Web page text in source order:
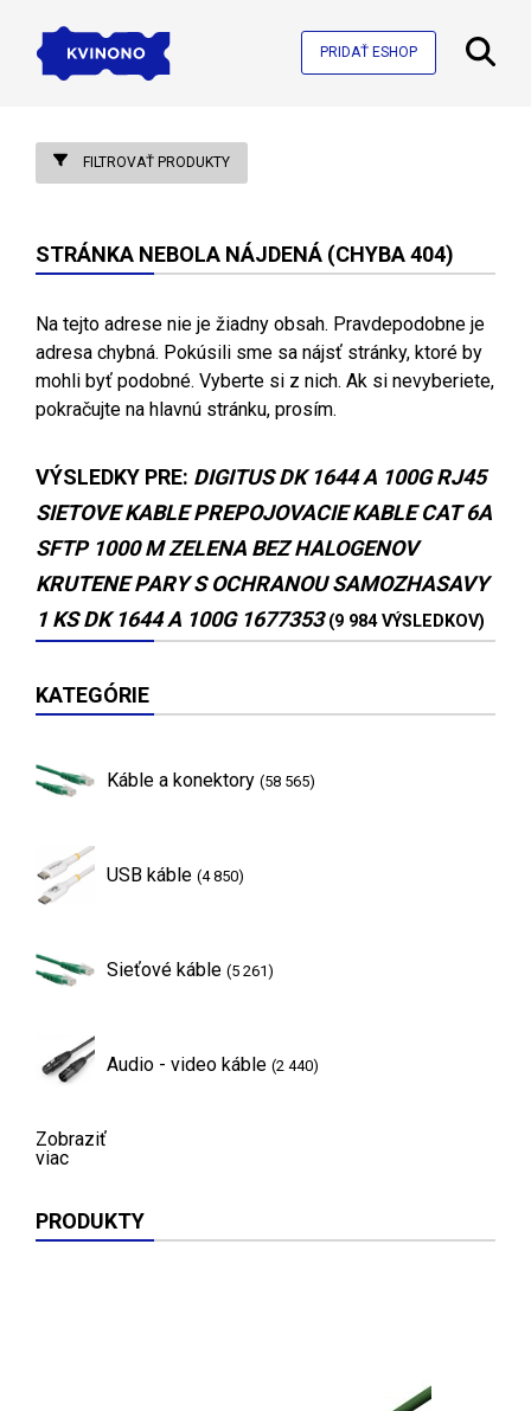
PRIDAŤ ESHOP
FILTROVAŤ PRODUKTY
STRÁNKA NEBOLA NÁJDENÁ (CHYBA 404)
Na tejto adrese nie je žiadny obsah. Pravdepodobne je
adresa chybná. Pokúsili sme sa nájsť stránky, ktoré by
mohli byť podobné. Vyberte si z nich. Ak si nevyberiete,
pokračujte na hlavnú stránku, prosím.
VÝSLEDKY PRE: DIGITUS DK 1644 A 100G RJ45
SIETOVE KABLE PREPOJOVACIE KABLE CAT 6A
SFTP 1000 M ZELENA BEZ HALOGENOV
KRUTENE PARY S OCHRANOU SAMOZHASAVY
1 KS DK 1644 A 100G 1677353 (9 984 VÝSLEDKOV)
KATEGÓRIE
Káble a konektory (58 565)
USB káble (4 850)
Sieťové káble (5 261)
Audio - video káble (2 440)
Zobraziť
viac
PRODUKTY